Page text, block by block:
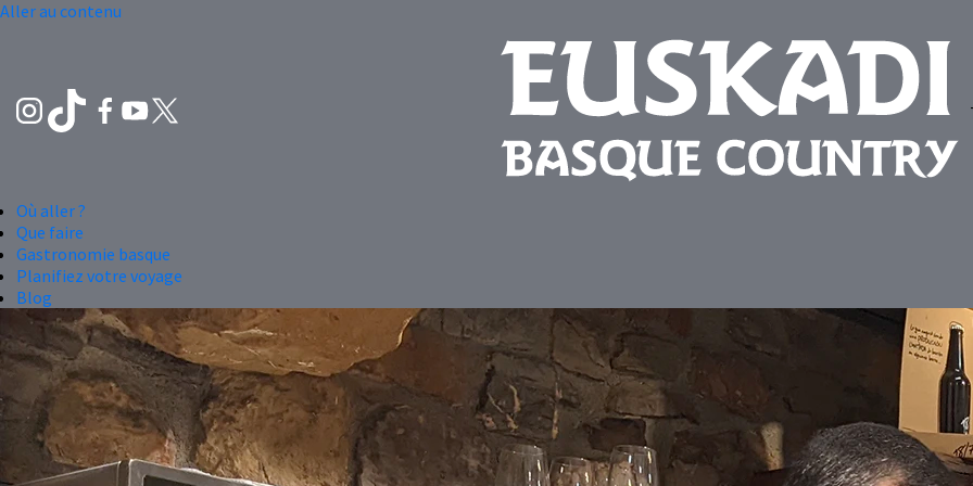
Aller au contenu
Où aller ?
Que faire
Gastronomie basque
Planifiez votre voyage
Blog